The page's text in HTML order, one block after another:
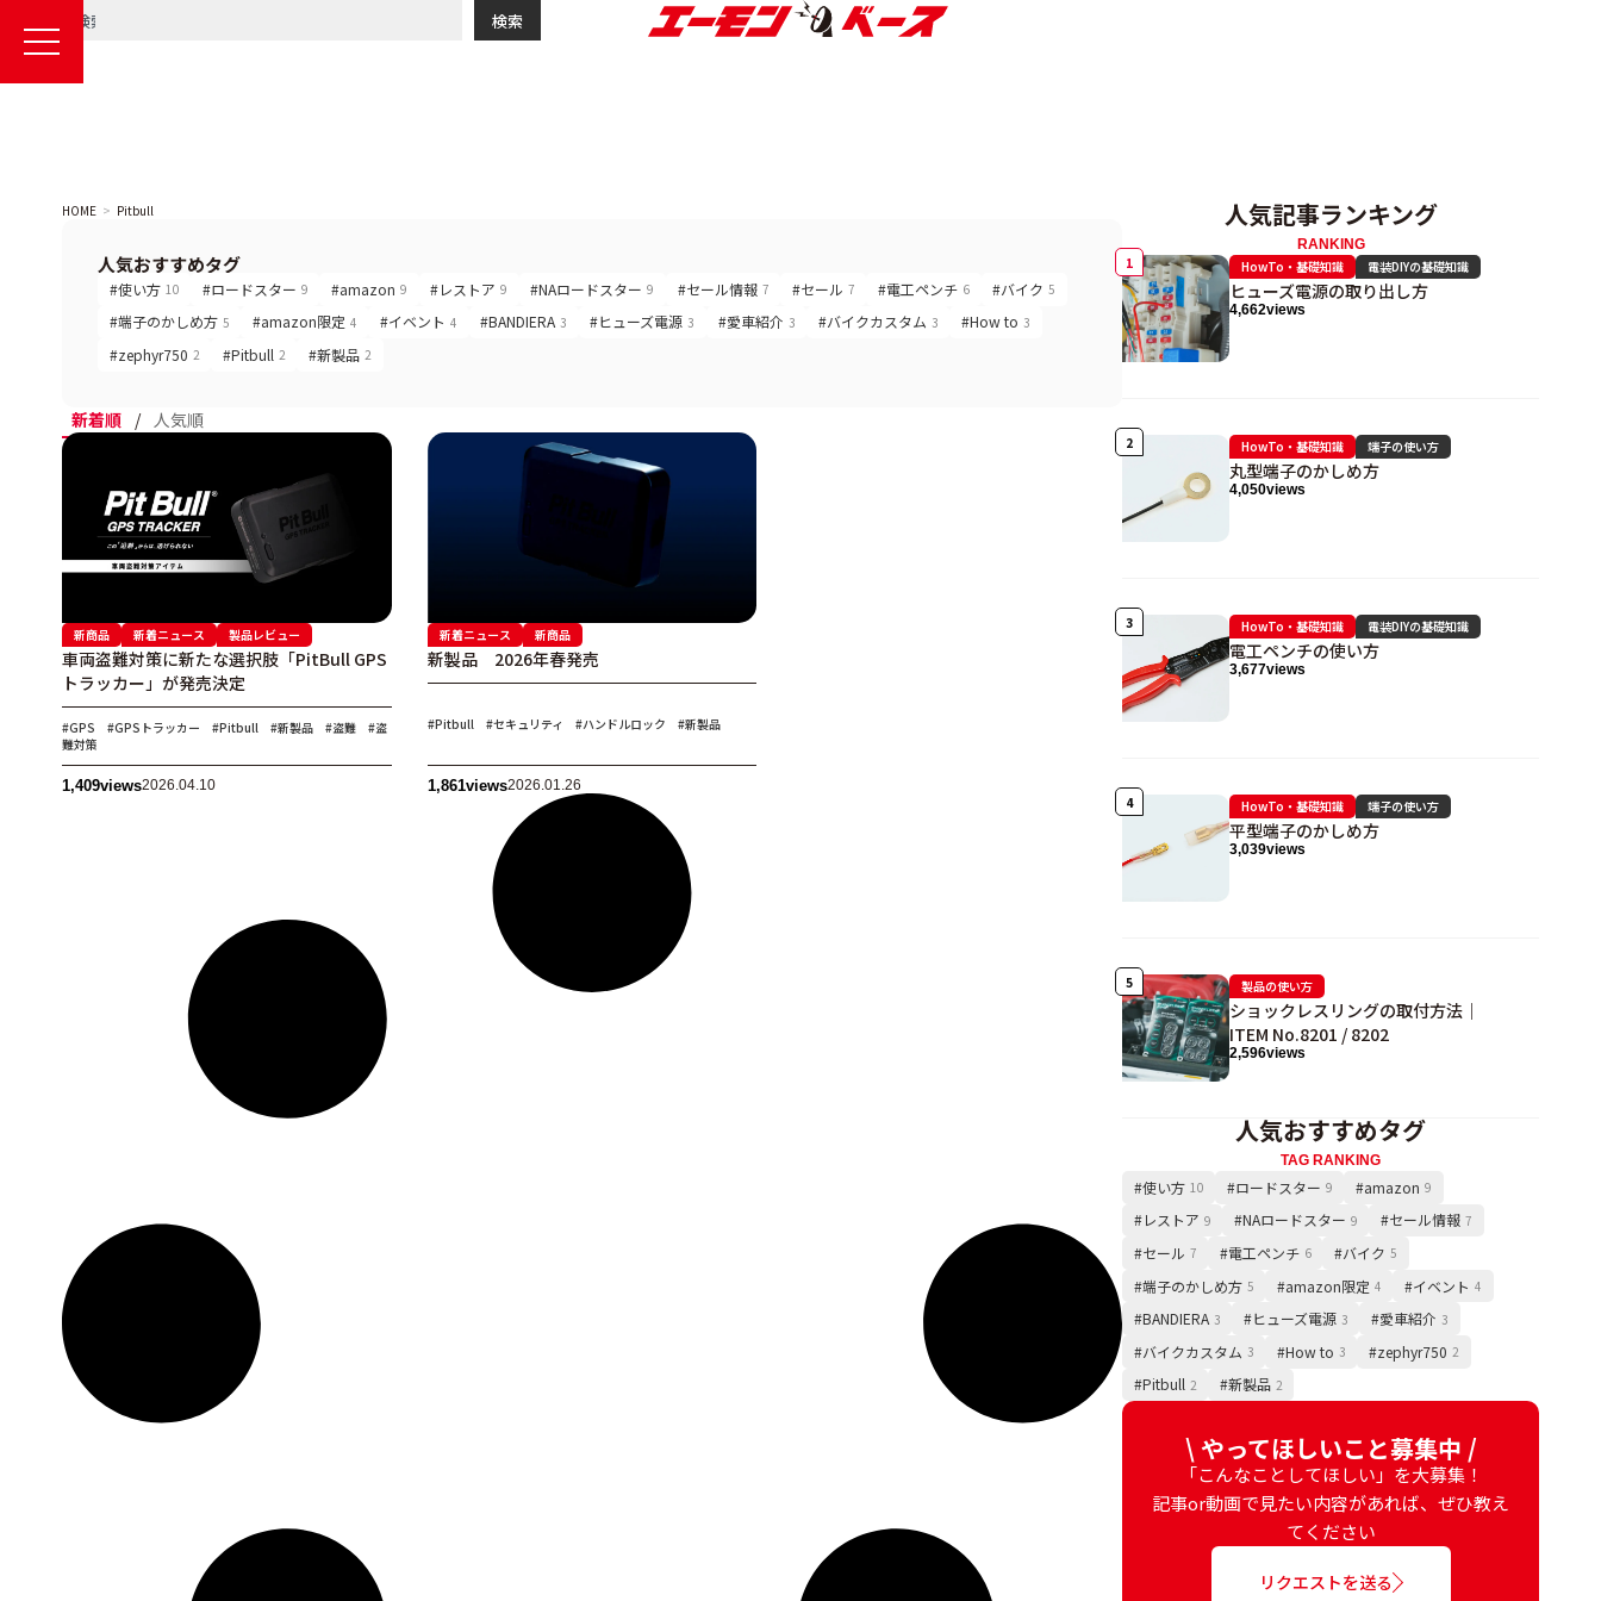
検索
HOME Pitbull
人気おすすめタグ
#使い方 10 #ロードスター 9 #amazon 9 #レストア 9 #NAロードスター 9 #セール情報 7 #セール 7 #電工ペンチ 6 #バイク 5
#端子のかしめ方 5 #amazon限定 4 #イベント 4 #BANDIERA 3 #ヒューズ電源 3 #愛車紹介 3 #バイクカスタム 3 #How to 3
#zephyr750 2 #Pitbull 2 #新製品 2
新着順 / 人気順
新商品 新着ニュース 製品レビュー
車両盗難対策に新たな選択肢「PitBull GPS
トラッカー」が発売決定
#GPS #GPSトラッカー #Pitbull #新製品 #盗難
#盗
難対策
1,409views2026.04.10
新着ニュース 新商品
新製品 2026年春発売
#Pitbull #セキュリティ #ハンドルロック #新製品
1,861views2026.01.26
人気記事ランキング
RANKING
HowTo・基礎知識 電装DIYの基礎知識
ヒューズ電源の取り出し方
4,662views
HowTo・基礎知識 端子の使い方
丸型端子のかしめ方
4,050views
HowTo・基礎知識 電装DIYの基礎知識
電工ペンチの使い方
3,677views
HowTo・基礎知識 端子の使い方
平型端子のかしめ方
3,039views
製品の使い方
ショックレスリングの取付方法｜
ITEM No.8201 / 8202
2,596views
人気おすすめタグ
TAG RANKING
#使い方 10 #ロードスター 9 #amazon 9
#レストア 9 #NAロードスター 9 #セール情報 7
#セール 7 #電工ペンチ 6 #バイク 5
#端子のかしめ方 5 #amazon限定 4 #イベント 4
#BANDIERA 3 #ヒューズ電源 3 #愛車紹介 3
#バイクカスタム 3 #How to 3 #zephyr750 2
#Pitbull 2 #新製品 2
\ やってほしいこと募集中 /
「こんなことしてほしい」を大募集！
記事or動画で見たい内容があれば、ぜひ教え
てください
リクエストを送る